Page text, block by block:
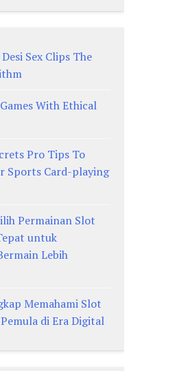
Sex Clips The
With Ethical
Pro Tips To
Sports Card-playing
Permainan Slot
untuk
Lebih
Memahami Slot
di Era Digital